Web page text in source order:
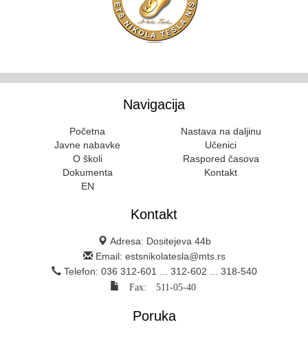
Navigacija
Početna
Nastava na daljinu
Javne nabavke
Učenici
O školi
Raspored časova
Dokumenta
Kontakt
EN
Kontakt
Adresa: Dositejeva 44b
Email: estsnikolatesla@mts.rs
Telefon: 036 312-601 ... 312-602 ... 318-540
Fax: 511-05-40
Poruka